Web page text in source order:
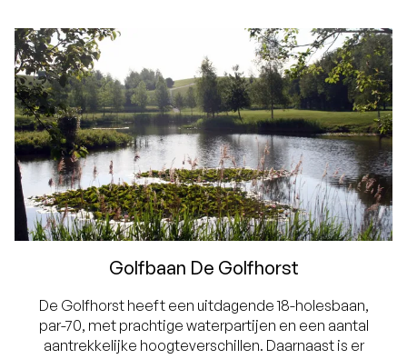
Golfbaan De Golfhorst
De Golfhorst heeft een uitdagende 18-holesbaan,
par-70, met prachtige waterpartijen en een aantal
aantrekkelijke hoogteverschillen. Daarnaast is er